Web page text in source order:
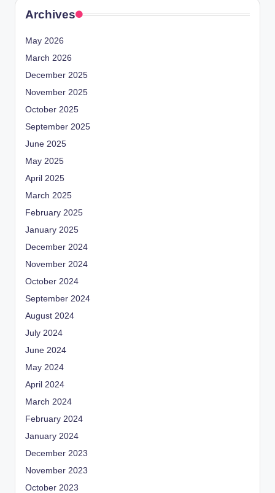
Archives
May 2026
March 2026
December 2025
November 2025
October 2025
September 2025
June 2025
May 2025
April 2025
March 2025
February 2025
January 2025
December 2024
November 2024
October 2024
September 2024
August 2024
July 2024
June 2024
May 2024
April 2024
March 2024
February 2024
January 2024
December 2023
November 2023
October 2023